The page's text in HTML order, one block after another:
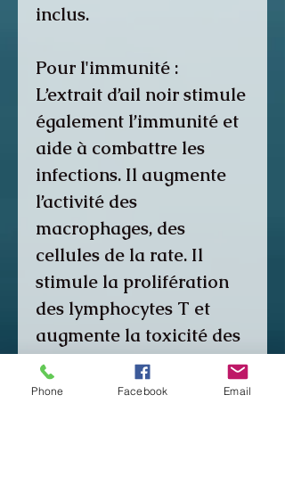
inclus.
Pour l'immunité :
L’extrait d’ail noir stimule
également l’immunité et
aide à combattre les
infections. Il augmente
l’activité des
macrophages, des
cellules de la rate. Il
stimule la prolifération
des lymphocytes T et
augmente la toxicité des
lymphocytes pour les
cellules cancéreuses.
Phone Facebook Email